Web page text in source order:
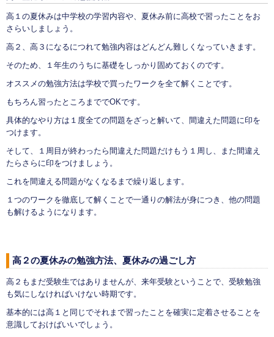
高１の夏休みは中学校の学習内容や、夏休み前に高校で習ったことをお
さらいしましょう。
高２、高３になるにつれて勉強内容はどんどん難しくなっていきます。
そのため、１年生のうちに基礎をしっかり固めておくのです。
オススメの勉強方法は学校で買ったワークを全て解くことです。
もちろん習ったところまででOKです。
具体的なやり方は１度全ての問題をざっと解いて、間違えた問題に印を
つけます。
そして、１周目が終わったら間違えた問題だけもう１周し、また間違え
たらさらに印をつけましょう。
これを間違える問題がなくなるまで繰り返します。
１つのワークを徹底して解くことで一通りの解法が身につき、他の問題
も解けるようになります。
高２の夏休みの勉強方法、夏休みの過ごし方
高２もまだ受験生ではありませんが、来年受験ということで、受験勉強
も気にしなければいけない時期です。
基本的には高１と同じでそれまで習ったことを確実に定着させることを
意識しておけばいいでしょう。